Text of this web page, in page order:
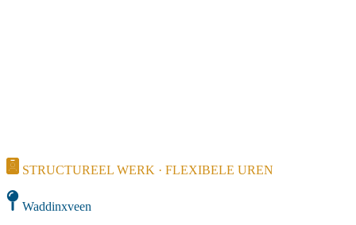
STRUCTUREEL WERK · FLEXIBELE UREN
Waddinxveen